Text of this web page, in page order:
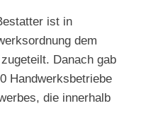
ist in
dem
Danach gab
Handwerksbetriebe
die innerhalb